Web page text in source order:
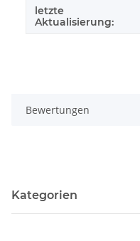
letzte
Aktualisierung:
Bewertungen
Kategorien